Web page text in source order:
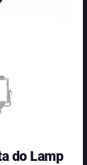
do Lamp